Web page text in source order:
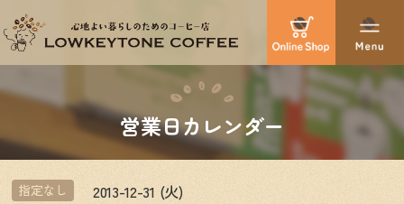
営業日カレンダー
指定なし 2013-12-31 (火)